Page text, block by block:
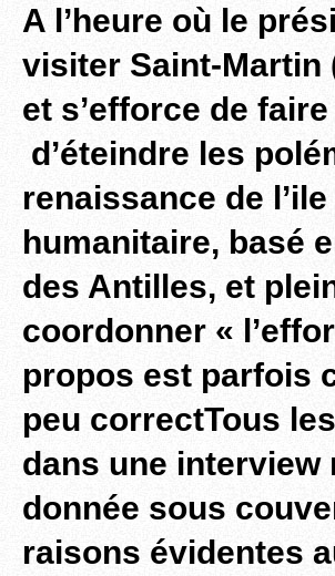
A l’heure où le
visiter Saint-Martin
et s’efforce de
d’éteindre les
renaissance de
humanitaire, basé
des Antilles, et
coordonner «
propos est parfois
peu correctTous
dans une
donnée sous
raisons évidentes